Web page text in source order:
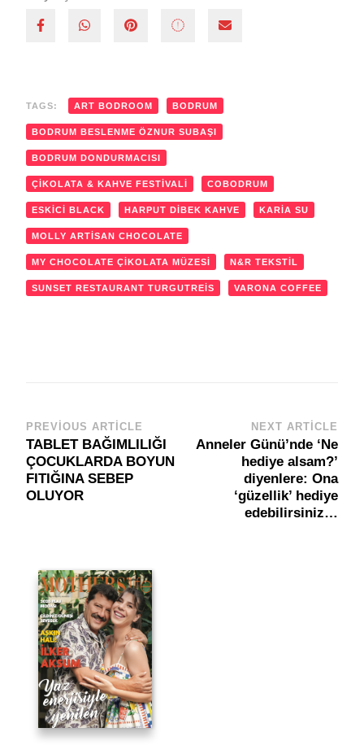
TAGS: ART BODROOM BODRUM
BODRUM BESLENME ÖZNUR SUBAŞI
BODRUM DONDURMACISI
ÇIKOLATA & KAHVE FESTIVALI COBODRUM
ESKICI BLACK HARPUT DIBEK KAHVE KARIA SU
MOLLY ARTISAN CHOCOLATE
MY CHOCOLATE ÇIKOLATA MÜZESI N&R TEKSTIL
SUNSET RESTAURANT TURGUTREIS VARONA COFFEE
Post
Navigation
PREVIOUS ARTICLE
TABLET BAĞIMLILIĞI
ÇOCUKLARDA BOYUN
FITIĞINA SEBEP
OLUYOR
NEXT ARTICLE
Anneler Günü’nde ‘Ne
hediye alsam?’
diyenlere: Ona
‘güzellik’ hediye
edebilirsiniz…